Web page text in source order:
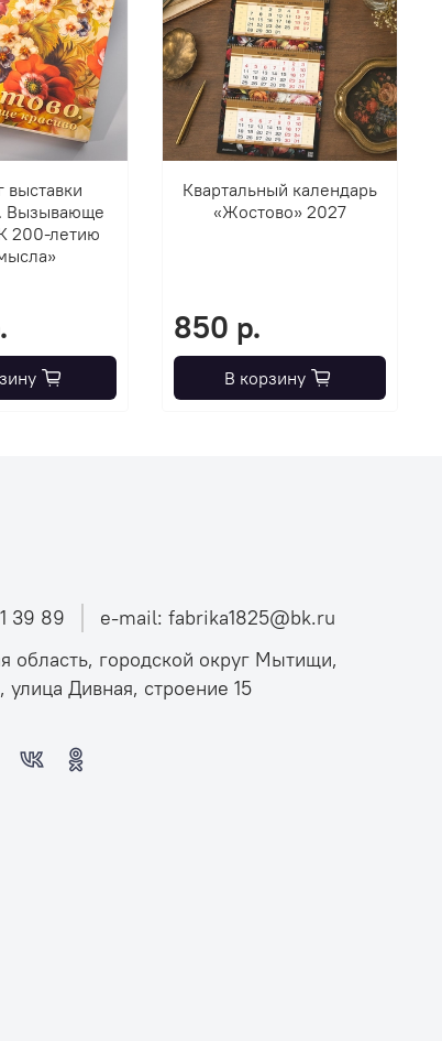
выставки
Вызывающе
200-летию
Квартальный календарь
«Жостово» 2027
850 р.
В корзину
39 89
e-mail: fabrika1825@bk.ru
область, городской округ Мытищи,
Дивная, строение 15